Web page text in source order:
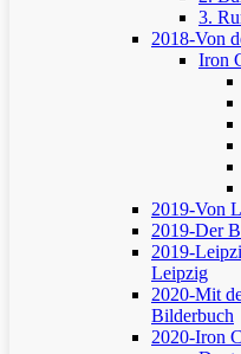
3.
2018-Von
Iron
2019-Von
2019-Der
2019-
Leipzig
2020-Mit
Bilderbuch
2020-Iron